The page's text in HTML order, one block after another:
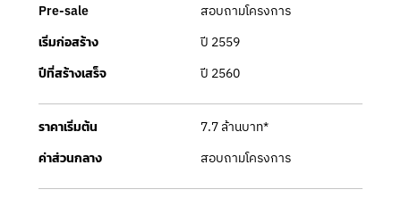
Pre-sale สอบถามโครงการ
เริ่มก่อสร้าง ปี 2559
ปีที่สร้างเสร็จ ปี 2560
ราคาเริ่มต้น 7.7 ล้านบาท*
ค่าส่วนกลาง สอบถามโครงการ